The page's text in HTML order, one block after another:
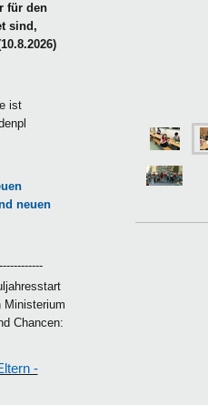
für den
sind,
ist
neuen
Ministerium
Chancen:
-